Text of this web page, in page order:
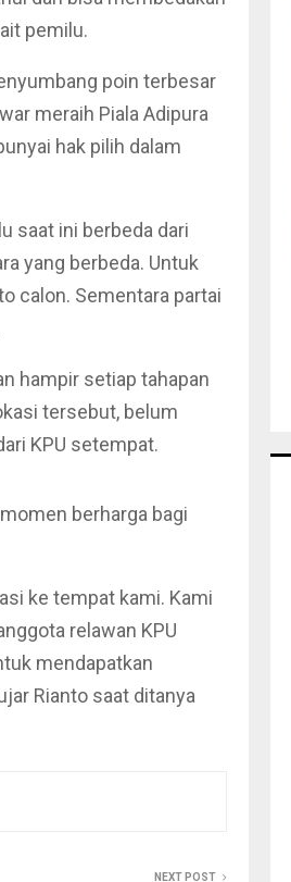
pemilu.
poin terbesar
meraih Piala Adipura
hak pilih dalam
saat ini berbeda dari
yang berbeda. Untuk
calon. Sementara partai
hampir setiap tahapan
tersebut, belum
KPU setempat.
berharga bagi
ke tempat kami. Kami
relawan KPU
mendapatkan
Rianto saat ditanya
NEXT POST